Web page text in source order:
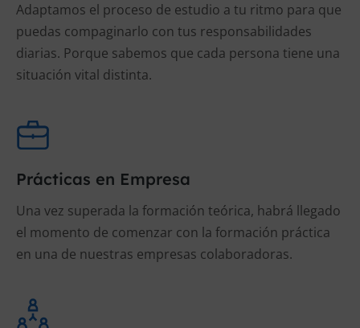
Adaptamos el proceso de estudio a tu ritmo para que
puedas compaginarlo con tus responsabilidades
diarias. Porque sabemos que cada persona tiene una
situación vital distinta.
Prácticas en Empresa
Una vez superada la formación teórica, habrá llegado
el momento de comenzar con la formación práctica
en una de nuestras empresas colaboradoras.